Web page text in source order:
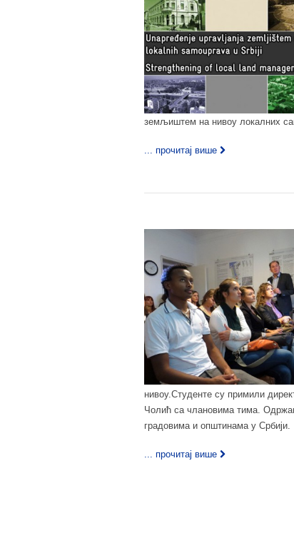
земљиштем на нивоу локалних
... прочитај више
нивоу.Студенте су примили
Чолић са члановима тима.
градовима и општинама у Србији.
... прочитај више